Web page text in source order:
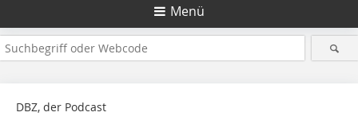
Menü
DBZ, der Podcast